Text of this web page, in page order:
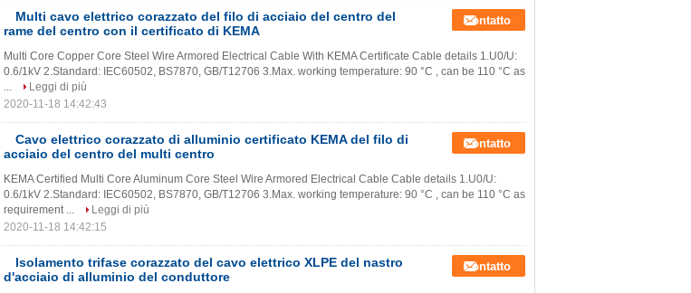
Multi cavo elettrico corazzato del filo di acciaio del centro del
rame del centro con il certificato di KEMA
Contatto
Multi Core Copper Core Steel Wire Armored Electrical Cable With KEMA Certificate Cable details 1.U0/U:
0.6/1kV 2.Standard: IEC60502, BS7870, GB/T12706 3.Max. working temperature: 90 °C , can be 110 °C as
...
Leggi di più
2020-11-18 14:42:43
Cavo elettrico corazzato di alluminio certificato KEMA del filo di
acciaio del centro del multi centro
Contatto
KEMA Certified Multi Core Aluminum Core Steel Wire Armored Electrical Cable Cable details 1.U0/U:
0.6/1kV 2.Standard: IEC60502, BS7870, GB/T12706 3.Max. working temperature: 90 °C , can be 110 °C as
requirement ...
Leggi di più
2020-11-18 14:42:15
Isolamento trifase corazzato del cavo elettrico XLPE del nastro
d'acciaio di alluminio del conduttore
Contatto